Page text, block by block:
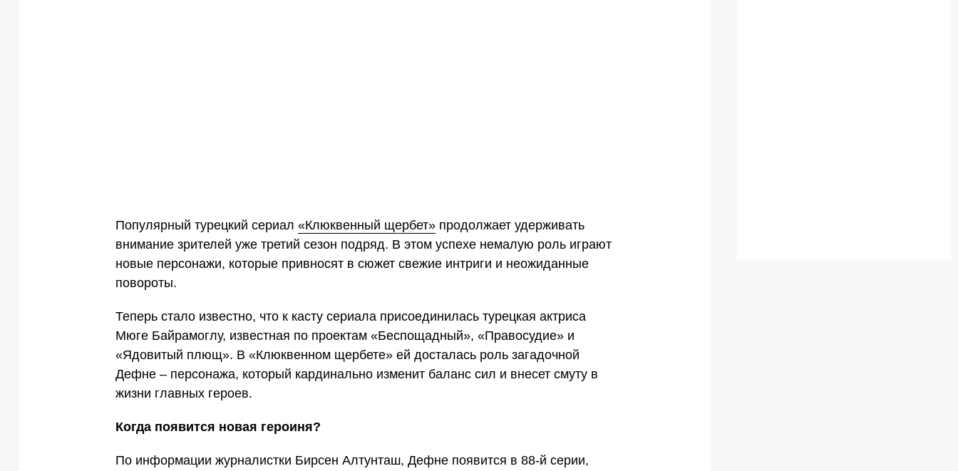
Популярный турецкий сериал «Клюквенный щербет» продолжает удерживать
внимание зрителей уже третий сезон подряд. В этом успехе немалую роль играют
новые персонажи, которые привносят в сюжет свежие интриги и неожиданные
повороты.
Теперь стало известно, что к касту сериала присоединилась турецкая актриса
Мюге Байрамоглу, известная по проектам «Беспощадный», «Правосудие» и
«Ядовитый плющ». В «Клюквенном щербете» ей досталась роль загадочной
Дефне – персонажа, который кардинально изменит баланс сил и внесет смуту в
жизни главных героев.
Когда появится новая героиня?
По информации журналистки Бирсен Алтунташ, Дефне появится в 88-й серии,